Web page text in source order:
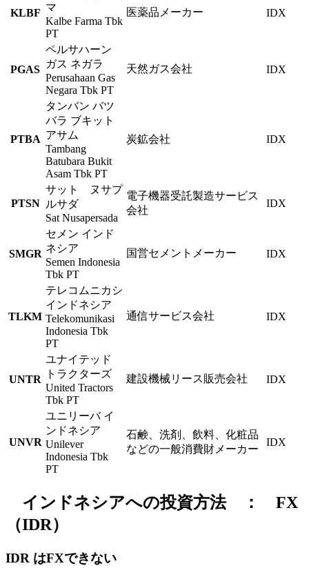
KLBF マ
Kalbe Farma Tbk
PT
医薬品メーカー IDX
PGAS
ペルサハーン
ガス ネガラ
Perusahaan Gas
Negara Tbk PT
天然ガス会社 IDX
PTBA
タンバン バツ
バラ ブキット
アサム
Tambang
Batubara Bukit
Asam Tbk PT
炭鉱会社 IDX
PTSN
サット ヌサプ
ルサダ
Sat Nusapersada
電子機器受託製造サービス
会社
IDX
SMGR
セメン インド
ネシア
Semen Indonesia
Tbk PT
国営セメントメーカー IDX
TLKM
テレコムニカシ
インドネシア
Telekomunikasi
Indonesia Tbk
PT
通信サービス会社 IDX
UNTR
ユナイテッド
トラクターズ
United Tractors
Tbk PT
建設機械リース販売会社 IDX
UNVR
ユニリーバ イ
ンドネシア
Unilever
Indonesia Tbk
PT
石鹸、洗剤、飲料、化粧品
などの一般消費財メーカー
IDX
インドネシアへの投資方法 ： FX
（IDR）
IDR はFXできない